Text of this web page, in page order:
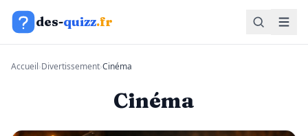
Aller au contenu
des-quizz.fr
Accueil›Divertissement›Cinéma
Cinéma